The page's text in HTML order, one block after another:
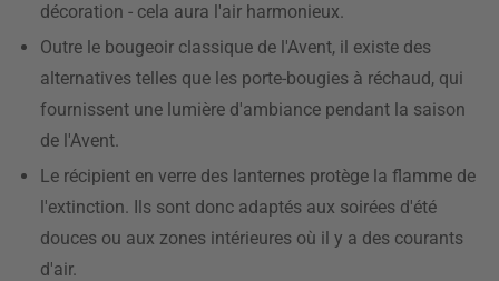
décoration - cela aura l'air harmonieux.
Outre le bougeoir classique de l'Avent, il existe des
alternatives telles que les porte-bougies à réchaud, qui
fournissent une lumière d'ambiance pendant la saison
de l'Avent.
Le récipient en verre des lanternes protège la flamme de
l'extinction. Ils sont donc adaptés aux soirées d'été
douces ou aux zones intérieures où il y a des courants
d'air.